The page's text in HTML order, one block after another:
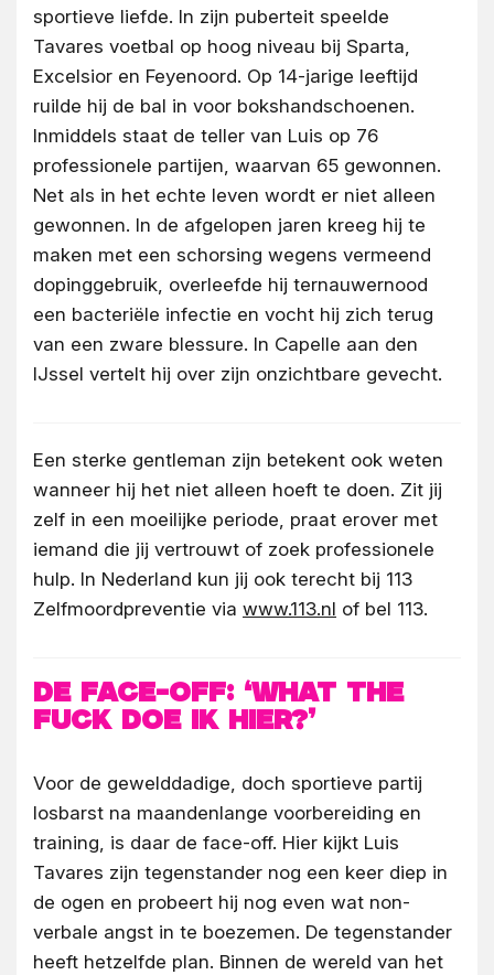
sportieve liefde. In zijn puberteit speelde
Tavares voetbal op hoog niveau bij Sparta,
Excelsior en Feyenoord. Op 14-jarige leeftijd
ruilde hij de bal in voor bokshandschoenen.
Inmiddels staat de teller van Luis op 76
professionele partijen, waarvan 65 gewonnen.
Net als in het echte leven wordt er niet alleen
gewonnen. In de afgelopen jaren kreeg hij te
maken met een schorsing wegens vermeend
dopinggebruik, overleefde hij ternauwernood
een bacteriële infectie en vocht hij zich terug
van een zware blessure. In Capelle aan den
IJssel vertelt hij over zijn onzichtbare gevecht.
Een sterke gentleman zijn betekent ook weten
wanneer hij het niet alleen hoeft te doen. Zit jij
zelf in een moeilijke periode, praat erover met
iemand die jij vertrouwt of zoek professionele
hulp. In Nederland kun jij ook terecht bij 113
Zelfmoordpreventie via www.113.nl of bel 113.
De face-off: ‘What the
fuck doe ik hier?’
Voor de gewelddadige, doch sportieve partij
losbarst na maandenlange voorbereiding en
training, is daar de face-off. Hier kijkt Luis
Tavares zijn tegenstander nog een keer diep in
de ogen en probeert hij nog even wat non-
verbale angst in te boezemen. De tegenstander
heeft hetzelfde plan. Binnen de wereld van het